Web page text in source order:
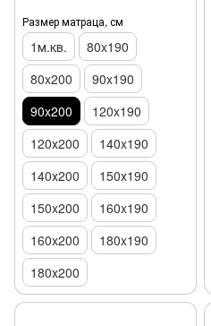
Размер матраца, см
1м.кв.
80x190
80x200
90x190
90x200
120x190
120х200
140x190
140х200
150х190
150x200
160x190
160x200
180x190
180х200